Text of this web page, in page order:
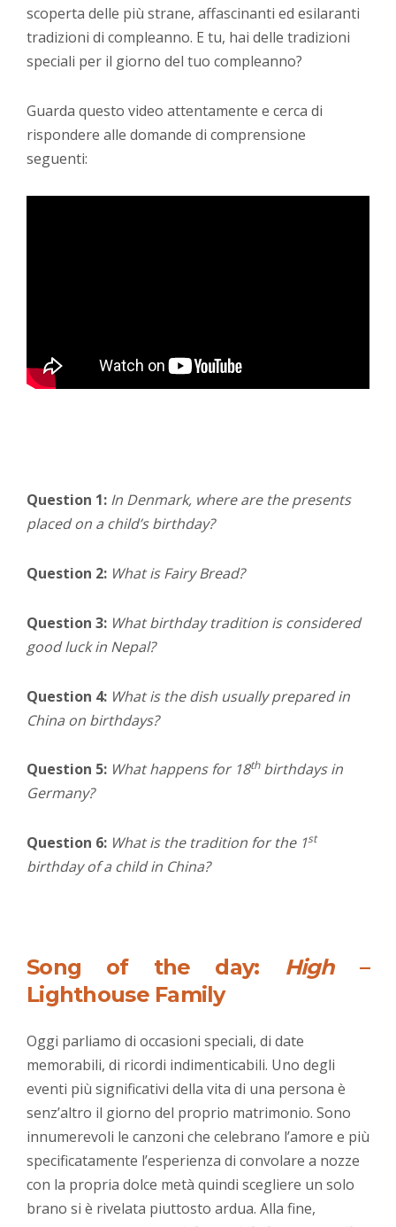
scoperta delle più strane, affascinanti ed esilaranti
tradizioni di compleanno. E tu, hai delle tradizioni
speciali per il giorno del tuo compleanno?
Guarda questo video attentamente e cerca di
rispondere alle domande di comprensione
seguenti:
Question 1: In Denmark, where are the presents
placed on a child’s birthday?
Question 2: What is Fairy Bread?
Question 3: What birthday tradition is considered
good luck in Nepal?
Question 4: What is the dish usually prepared in
China on birthdays?
Question 5: What happens for 18thbirthdays in
Germany?
Question 6: What is the tradition for the 1st
birthday of a child in China?
Song of the day: High–
Lighthouse Family
Oggi parliamo di occasioni speciali, di date
memorabili, di ricordi indimenticabili. Uno degli
eventi più significativi della vita di una persona è
senz’altro il giorno del proprio matrimonio. Sono
innumerevoli le canzoni che celebrano l’amore e più
specificatamente l’esperienza di convolare a nozze
con la propria dolce metà quindi scegliere un solo
brano si è rivelata piuttosto ardua. Alla fine,